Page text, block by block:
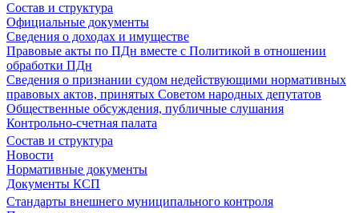
Состав и структура
Официальные документы
Сведения о доходах и имуществе
Правовые акты по ПДн вместе с Политикой в отношении
обработки ПДн
Сведения о признании судом недействующими нормативных
правовых актов, принятых Советом народных депутатов
Общественные обсуждения, публичные слушания
Контрольно-счетная палата
Состав и структура
Новости
Нормативные документы
Документы КСП
Стандарты внешнего муниципального контроля